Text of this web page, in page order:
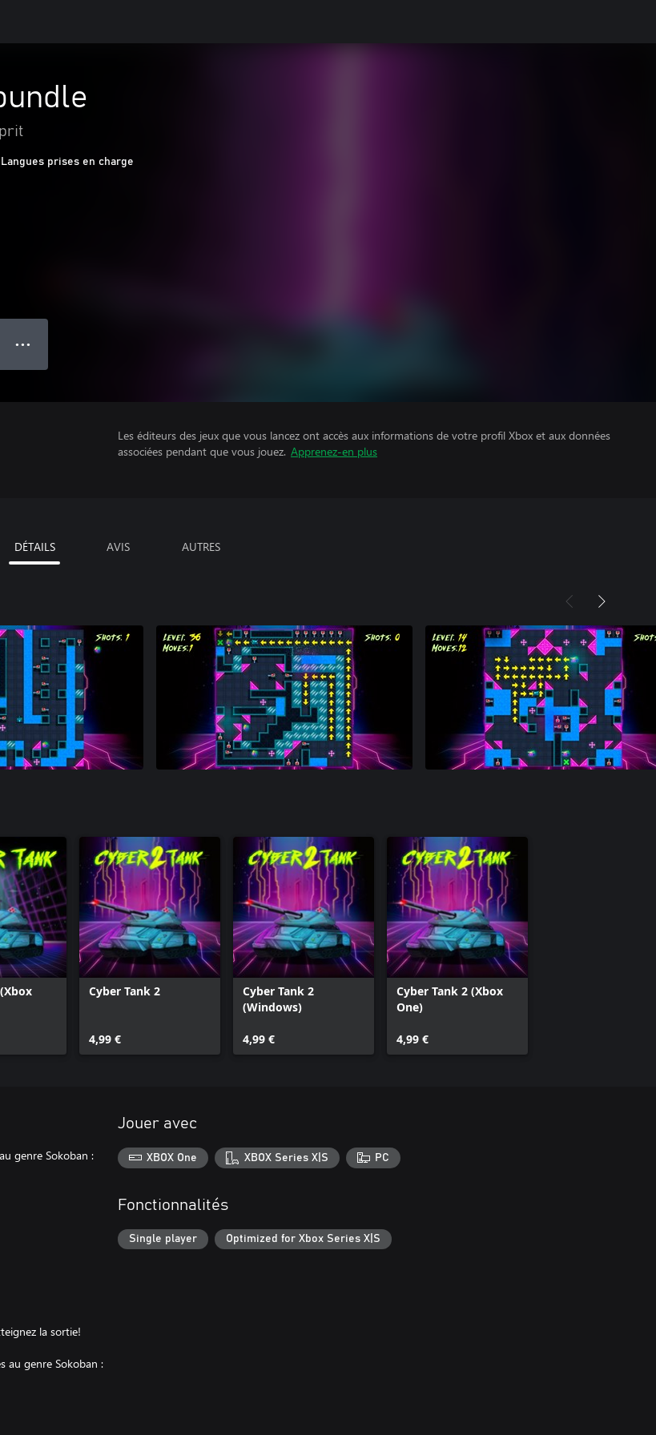
Langues prises en charge
● ● ●
Les éditeurs des jeux que vous lancez ont accès aux informations de votre profil Xbox et aux données
associées pendant que vous jouez. Apprenez-en plus
DÉTAILS AVIS AUTRES
Cyber Tank 2
4,99 €
Cyber Tank 2
(Windows)
4,99 €
Cyber Tank 2 (Xbox
One)
4,99 €
genre Sokoban :
la sortie!
au genre Sokoban :
Jouer avec
XBOX One XBOX Series X|S PC
Fonctionnalités
Single player Optimized for Xbox Series X|S